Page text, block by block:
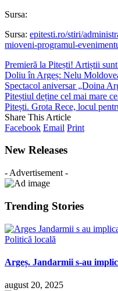
Sursa:
Sursa: epitesti.ro/stiri/
mioveni-programul-
Premieră la Pitești! Artiștii
Doliu în Argeș: Nelu
Spectacol aniversar „Doina
Piteștiul deține cel mai mare
Pitești. Grota Rece, locul
Share This Article
Facebook Email Print
New Releases
- Advertisement -
Trending Stories
Politică locală
Argeș. Jandarmii s-au
august 20, 2025